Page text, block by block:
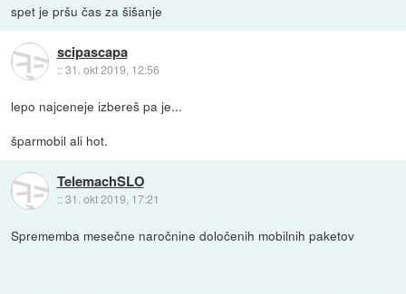
spet je pršu čas za šišanje
scipascapa
::31. okt 2019, 12:56
lepo najceneje izbereš pa je...
šparmobil ali hot.
TelemachSLO
::31. okt 2019, 17:21
Sprememba mesečne naročnine določenih mobilnih paketov